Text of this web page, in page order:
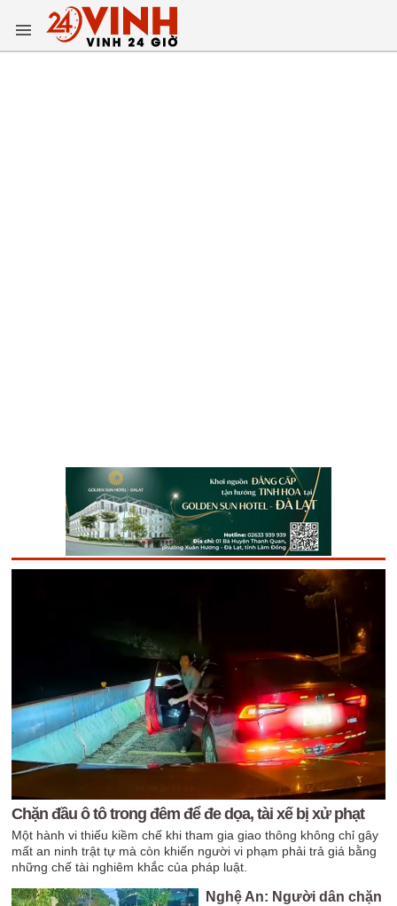
Chặn đầu ô tô trong đêm để đe dọa, tài xế bị xử phạt
Một hành vi thiếu kiềm chế khi tham gia giao thông không chỉ gây
mất an ninh trật tự mà còn khiến người vi phạm phải trả giá bằng
những chế tài nghiêm khắc của pháp luật.
Nghệ An: Người dân chặn